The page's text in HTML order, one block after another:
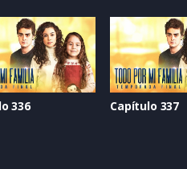
336 Capítulo 337